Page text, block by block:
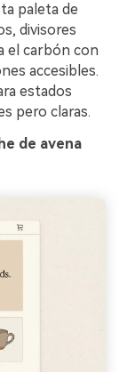
paleta de
divisores
el carbón con
accesibles.
estados
pero claras.
de avena